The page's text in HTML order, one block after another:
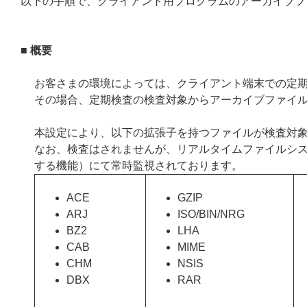
■ 概要
お客さまの環境によっては、クライアント端末での定
その場合、定期検査の検査対象からアーカイブファイ
本設定により、以下の拡張子を持つファイルが検査対
なお、検査はされませんが、リアルタイムファイルシ
する機能）にて常時監視されております。
ACE
ARJ
BZ2
CAB
CHM
DBX
GZIP
ISO/BIN/NRG
LHA
MIME
NSIS
RAR